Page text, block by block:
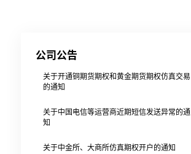
公司公告
关于开通铜期货期权和黄金期货期权仿真交易
的通知
关于中国电信等运营商近期短信发送异常的通
知
关于中金所、大商所仿真期权开户的通知